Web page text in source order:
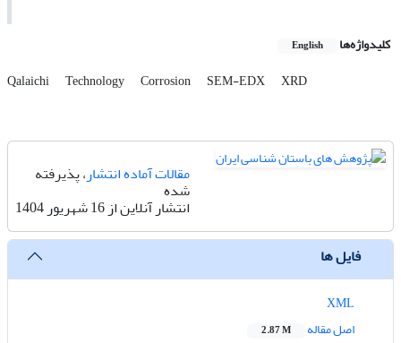
کلیدواژه‌ها English
Qalaichi Technology Corrosion SEM-EDX XRD
مقالات آماده انتشار، پذیرفته
شده
انتشار آنلاین از 16 شهریور 1404
فایل ها
اصل مقاله
2.87 M